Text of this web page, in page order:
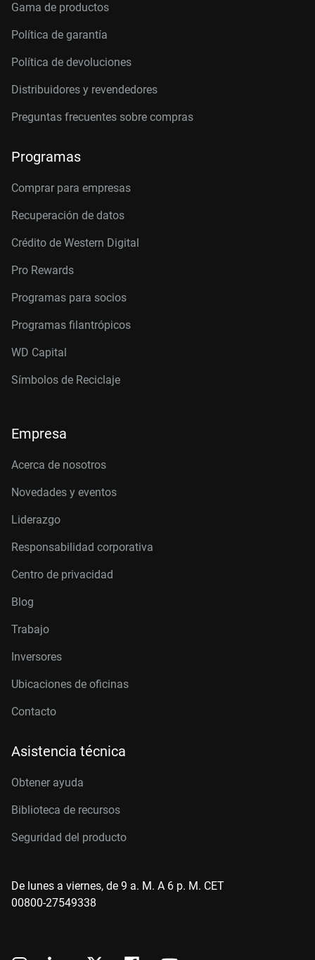
Gama de productos
Política de garantía
Política de devoluciones
Distribuidores y revendedores
Preguntas frecuentes sobre compras
Programas
Comprar para empresas
Recuperación de datos
Crédito de Western Digital
Pro Rewards
Programas para socios
Programas filantrópicos
WD Capital
Símbolos de Reciclaje
Empresa
Acerca de nosotros
Novedades y eventos
Liderazgo
Responsabilidad corporativa
Centro de privacidad
Blog
Trabajo
Inversores
Ubicaciones de oficinas
Contacto
Asistencia técnica
Obtener ayuda
Biblioteca de recursos
Seguridad del producto
De lunes a viernes, de 9 a. M. A 6 p. M. CET
00800-27549338